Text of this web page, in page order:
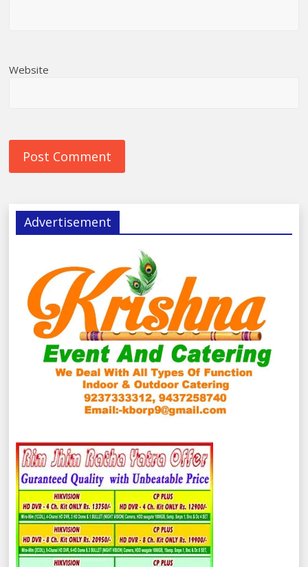
Website
Advertisement